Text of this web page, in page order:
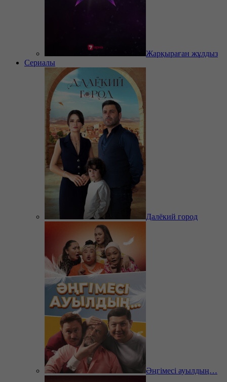
Жарқыраған жұлдыз
Сериалы
Далёкий город
Әңгімесі ауылдың…